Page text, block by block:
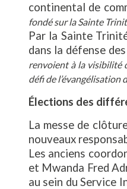
continental de
fondé sur la Sainte
Par la Sainte
dans la défense
renvoient à la visibilité
défi de l’évangélisation
Élections des
La messe de
nouveaux
Les anciens
et Mwanda Fred
au sein du Service